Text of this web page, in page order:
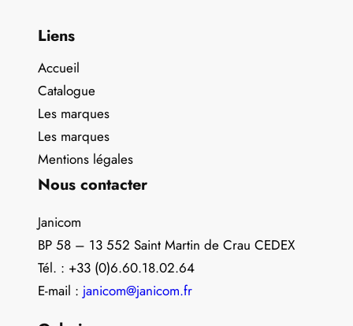
Liens
Accueil
Catalogue
Les marques
Les marques
Mentions légales
Nous contacter
Janicom
BP 58 – 13 552 Saint Martin de Crau CEDEX
Tél. : +33 (0)6.60.18.02.64
E-mail : janicom@janicom.fr